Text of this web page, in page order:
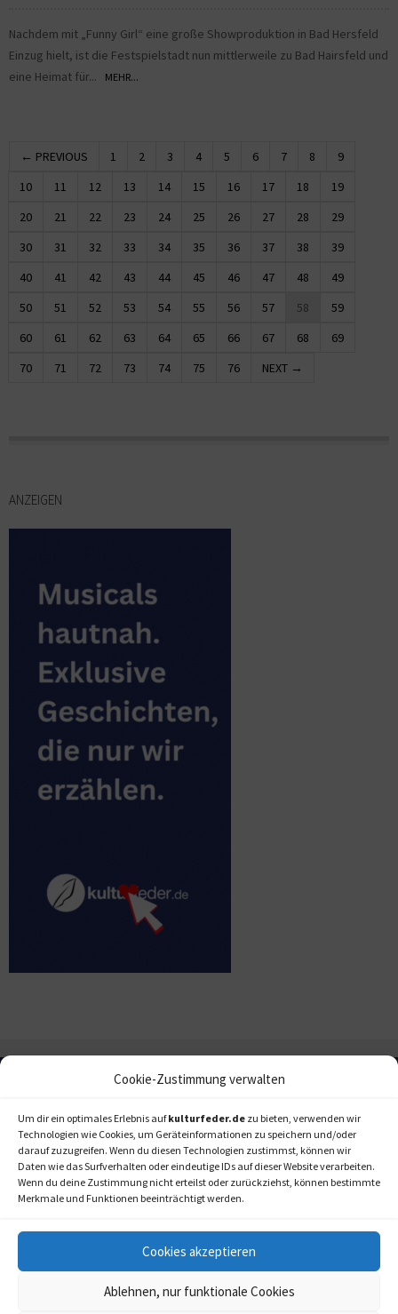
Cookie-Zustimmung verwalten
Um dir ein optimales Erlebnis aufkulturfeder.de zu bieten, verwenden wir
Technologien wie Cookies, um Geräteinformationen zu speichern und/oder
darauf zuzugreifen. Wenn du diesen Technologien zustimmst, können wir
Daten wie das Surfverhalten oder eindeutige IDs auf dieser Website verarbeiten.
Wenn du deine Zustimmung nicht erteilst oder zurückziehst, können bestimmte
Merkmale und Funktionen beeinträchtigt werden.
Cookies akzeptieren
Ablehnen, nur funktionale Cookies
Nachdem mit „Funny Girl“ eine große Showproduktion in Bad Hersfeld
Einzug hielt, ist die Festspielstadt nun mittlerweile zu Bad Hairsfeld und
eine Heimat für...
MEHR...
← PREVIOUS 1 2 3 4 5 6 7 8
9
10
11 12 13 14 15 16 17 18
19
20
21 22 23 24 25 26 27 28
29
30
31 32 33 34 35 36 37 38
39
40
41 42 43 44 45 46 47 48
49
50
51 52 53 54 55 56 57 58
59
60
61 62 63 64 65 66 67 68
69
70
71 72 73 74 75 76 NEXT →
ANZEIGEN